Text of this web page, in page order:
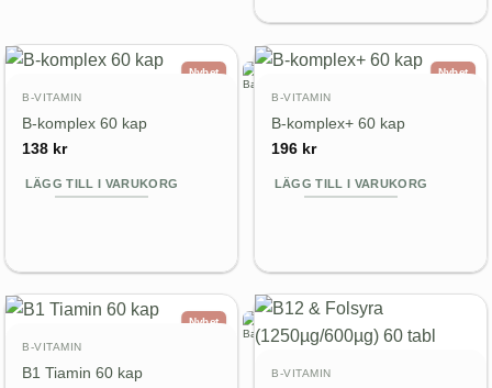
Nyhet
B-VITAMIN
B-komplex 60 kap
138 kr
LÄGG TILL I VARUKORG
Nyhet
B-VITAMIN
B-komplex+ 60 kap
196 kr
LÄGG TILL I VARUKORG
Nyhet
B-VITAMIN
B1 Tiamin 60 kap
B-VITAMIN